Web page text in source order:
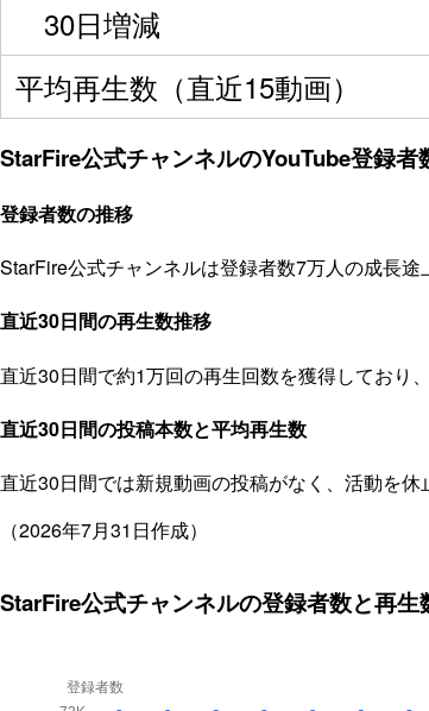
30日増減
平均再生数（直近15動画）
StarFire公式チャンネルのYouTube登録者
登録者数の推移
StarFire公式チャンネルは登録者数7万人の成長
直近30日間の再生数推移
直近30日間で約1万回の再生回数を獲得しており
直近30日間の投稿本数と平均再生数
直近30日間では新規動画の投稿がなく、活動を休
（2026年7月31日作成）
StarFire公式チャンネルの登録者数と再生